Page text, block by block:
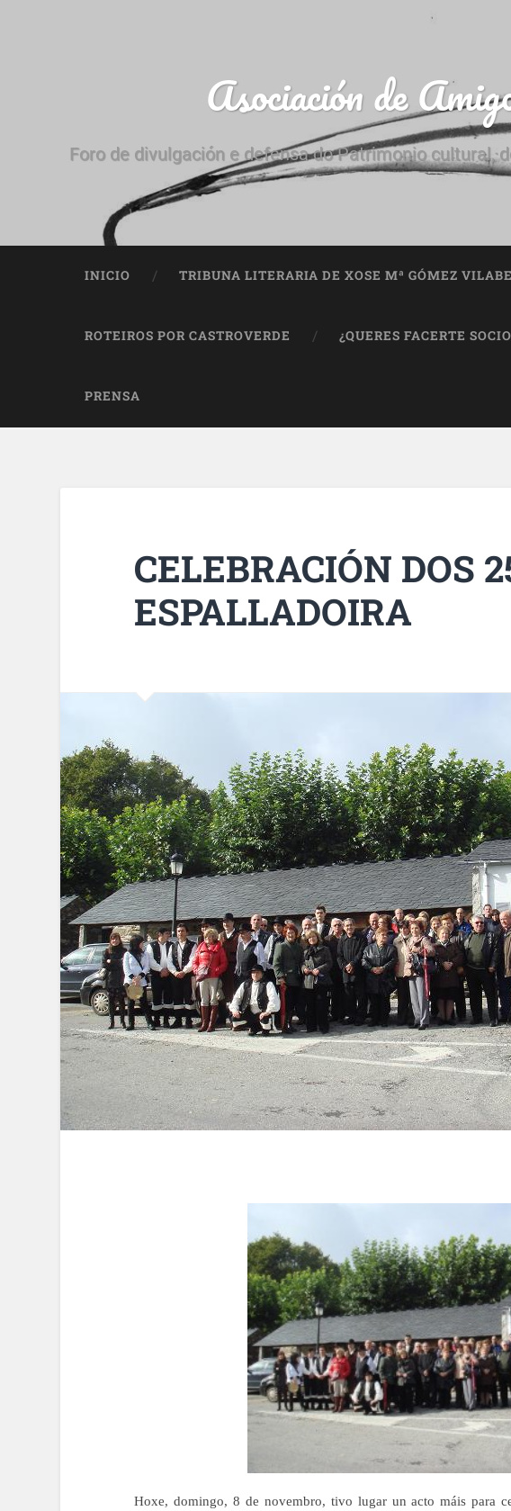
Asociación de
Foro de divulgación e defensa do Patrimonio cultural,
INICIO TRIBUNA LITERARIA DE XOSE Mª GÓMEZ
ROTEIROS POR CASTROVERDE ¿QUERES FACERTE
PRENSA
CELEBRACIÓN DOS
ESPALLADOIRA
Hoxe, domingo, 8 de novembro, tivo lugar un acto máis para